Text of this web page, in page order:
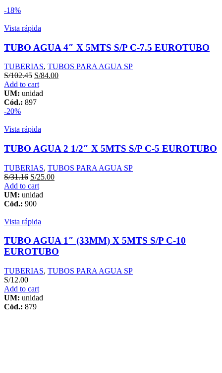
10
quantity
-18%
Vista rápida
TUBO AGUA 4″ X 5MTS S/P C-7.5 EUROTUBO
TUBERIAS, TUBOS PARA AGUA SP
S/102.45 S/84.00
Add to cart
UM: unidad
Cód.: 897
-20%
Vista rápida
TUBO AGUA 2 1/2″ X 5MTS S/P C-5 EUROTUBO
TUBERIAS, TUBOS PARA AGUA SP
S/31.16 S/25.00
Add to cart
UM: unidad
Cód.: 900
Vista rápida
TUBO AGUA 1″ (33MM) X 5MTS S/P C-10
EUROTUBO
TUBERIAS, TUBOS PARA AGUA SP
S/12.00
Add to cart
UM: unidad
Cód.: 879